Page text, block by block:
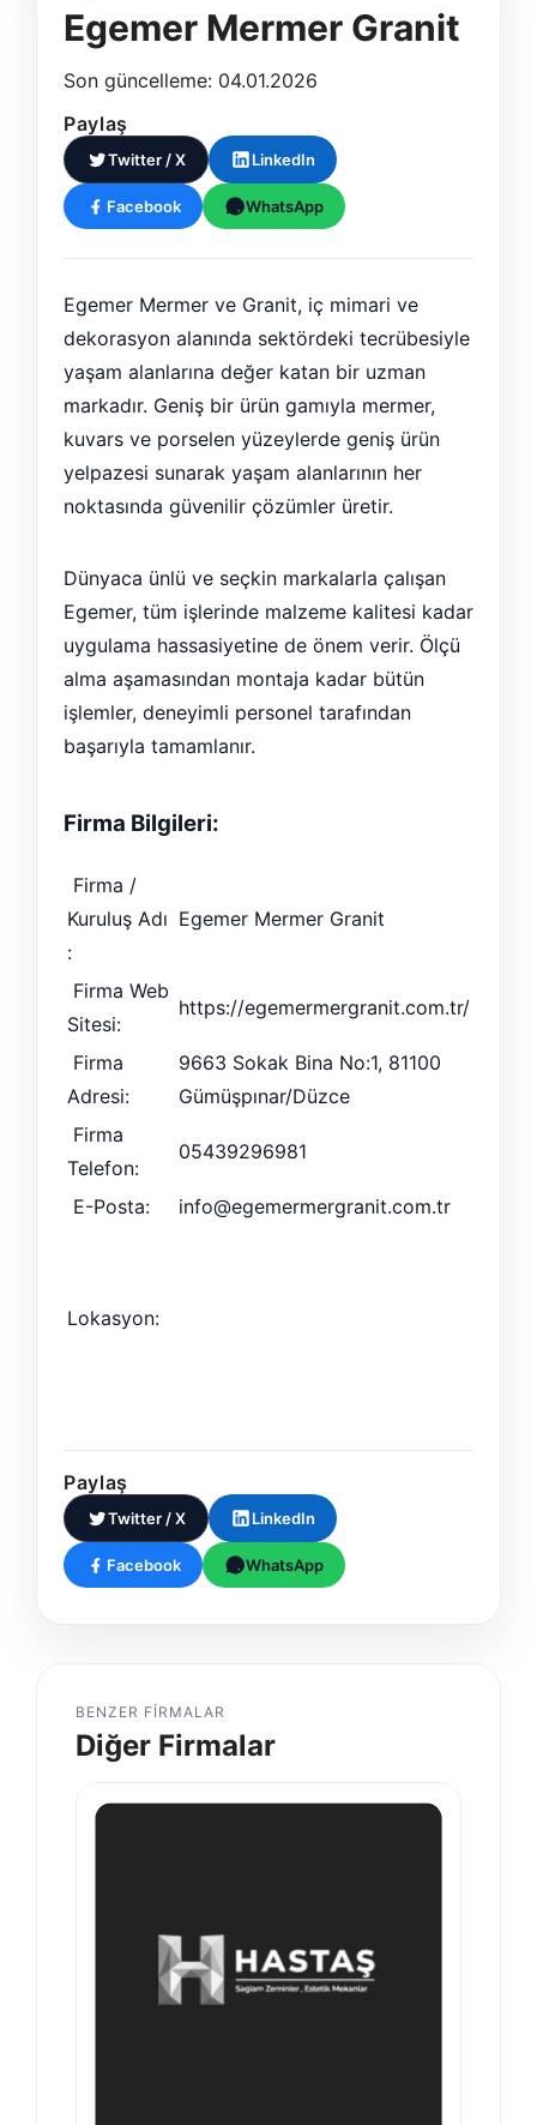
Egemer Mermer Granit
Son güncelleme: 04.01.2026
Paylaş
Twitter / X LinkedIn
Facebook WhatsApp
Egemer Mermer ve Granit, iç mimari ve
dekorasyon alanında sektördeki tecrübesiyle
yaşam alanlarına değer katan bir uzman
markadır. Geniş bir ürün gamıyla mermer,
kuvars ve porselen yüzeylerde geniş ürün
yelpazesi sunarak yaşam alanlarının her
noktasında güvenilir çözümler üretir.
Dünyaca ünlü ve seçkin markalarla çalışan
Egemer, tüm işlerinde malzeme kalitesi kadar
uygulama hassasiyetine de önem verir. Ölçü
alma aşamasından montaja kadar bütün
işlemler, deneyimli personel tarafından
başarıyla tamamlanır.
Firma Bilgileri:
Firma /
Kuruluş Adı
:
Egemer Mermer Granit
Firma Web
Sitesi:
https://egemermergranit.com.tr/
Firma
Adresi:
9663 Sokak Bina No:1, 81100
Gümüşpınar/Düzce
Firma
Telefon:
05439296981
E-Posta: info@egemermergranit.com.tr
Lokasyon:
Paylaş
Twitter / X LinkedIn
Facebook WhatsApp
BENZER FIRMALAR
Diğer Firmalar